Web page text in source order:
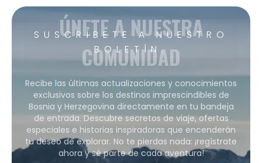
SUSCRÍBETE A NUESTRO
BOLETÍN.
ÚNETE A NUESTRA
COMUNIDAD
Recibe las últimas actualizaciones y conocimientos
exclusivos sobre los destinos imprescindibles de
Bosnia y Herzegovina directamente en tu bandeja
de entrada. Descubre secretos de viaje, ofertas
especiales e historias inspiradoras que encenderán
tu deseo de explorar. No te pierdas nada: ¡regístrate
ahora y sé parte de cada aventura!